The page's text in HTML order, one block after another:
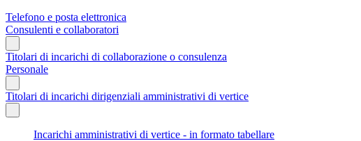
Telefono e posta elettronica
Consulenti e collaboratori
Titolari di incarichi di collaborazione o consulenza
Personale
Titolari di incarichi dirigenziali amministrativi di vertice
Incarichi amministrativi di vertice - in formato tabellare